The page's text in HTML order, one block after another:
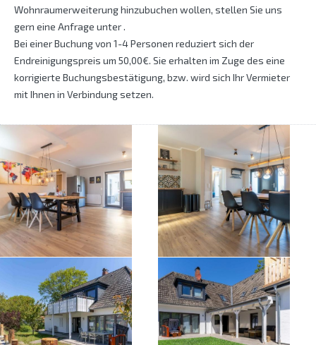
Wohnraumerweiterung hinzubuchen wollen, stellen Sie uns
gern eine Anfrage unter .
Bei einer Buchung von 1-4 Personen reduziert sich der
Endreinigungspreis um 50,00€. Sie erhalten im Zuge des eine
korrigierte Buchungsbestätigung, bzw. wird sich Ihr Vermieter
mit Ihnen in Verbindung setzen.